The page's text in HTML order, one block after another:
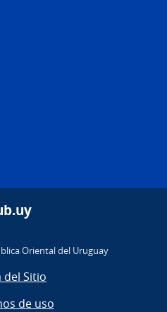
Oriental del Uruguay
del Sitio
de uso